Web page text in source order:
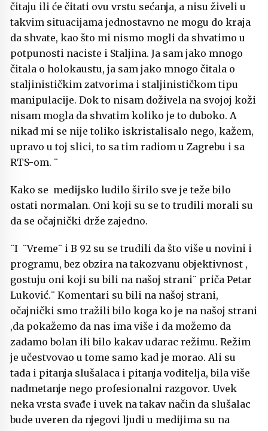
čitaju ili će čitati ovu vrstu sećanja, a nisu živeli u
takvim situacijama jednostavno ne mogu do kraja
da shvate, kao što mi nismo mogli da shvatimo u
potpunosti naciste i Staljina. Ja sam jako mnogo
čitala o holokaustu, ja sam jako mnogo čitala o
staljinističkim zatvorima i staljinističkom tipu
manipulacije. Dok to nisam doživela na svojoj koži
nisam mogla da shvatim koliko je to duboko. A
nikad mi se nije toliko iskristalisalo nego, kažem,
upravo u toj slici, to sa tim radiom u Zagrebu i sa
RTS-om. ¨
Kako se medijsko ludilo širilo sve je teže bilo
ostati normalan. Oni koji su se to trudili morali su
da se očajnički drže zajedno.
¨I ¨Vreme¨ i B 92 su se trudili da što više u novini i
programu, bez obzira na takozvanu objektivnost ,
gostuju oni koji su bili na našoj strani¨ priča Petar
Luković.¨ Komentari su bili na našoj strani,
očajnički smo tražili bilo koga ko je na našoj strani
,da pokažemo da nas ima više i da možemo da
zadamo bolan ili bilo kakav udarac režimu. Režim
je učestvovao u tome samo kad je morao. Ali su
tada i pitanja slušalaca i pitanja voditelja, bila više
nadmetanje nego profesionalni razgovor. Uvek
neka vrsta svađe i uvek na takav način da slušalac
bude uveren da njegovi ljudi u medijima su na